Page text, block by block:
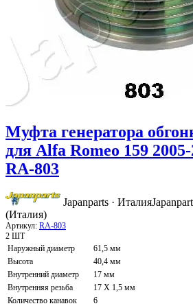
Муфта генератора
для Alfa Romeo 159
RA-803
Japanparts · Италия
(Италия)
Артикул: RA-803
2 ШТ
Наружный диаметр
61,5 мм
Высота
40,4 мм
Внутренний диаметр
17 мм
Внутренняя резьба
17 X 1,5 мм
Количество канавок
6